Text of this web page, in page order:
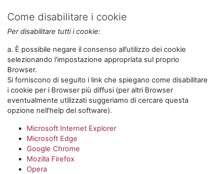
Come disabilitare i cookie
Per disabilitare tutti i cookie:
a. È possibile negare il consenso all’utilizzo dei cookie
selezionando l'impostazione appropriata sul proprio
Browser.
Si forniscono di seguito i link che spiegano come disabilitare
i cookie per i Browser più diffusi (per altri Browser
eventualmente utilizzati suggeriamo di cercare questa
opzione nell’help del software).
Microsoft Internet Explorer
Microsoft Edge
Google Chrome
Mozilla Firefox
Opera